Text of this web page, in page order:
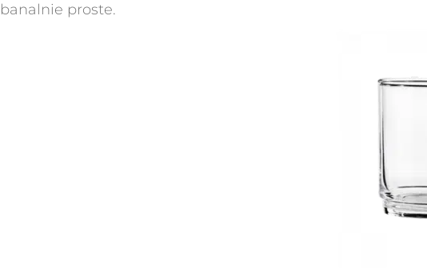
banalnie proste.